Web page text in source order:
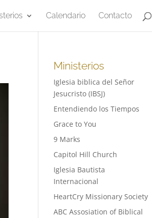
Calendario Contacto
Ministerios
Iglesia biblica del Señor
Jesucristo (IBSJ)
Entendiendo los Tiempos
Grace to You
9 Marks
Capitol Hill Church
Iglesia Bautista
Internacional
HeartCry Missionary Society
ABC Assosiation of Biblical